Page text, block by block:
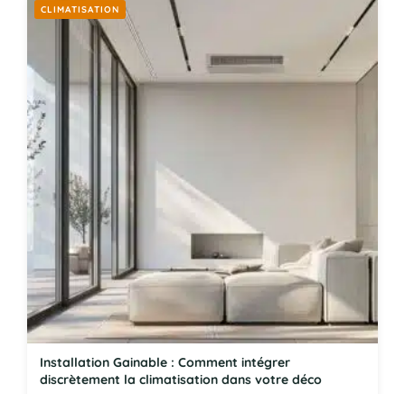
CLIMATISATION
Installation Gainable : Comment intégrer
discrètement la climatisation dans votre déco